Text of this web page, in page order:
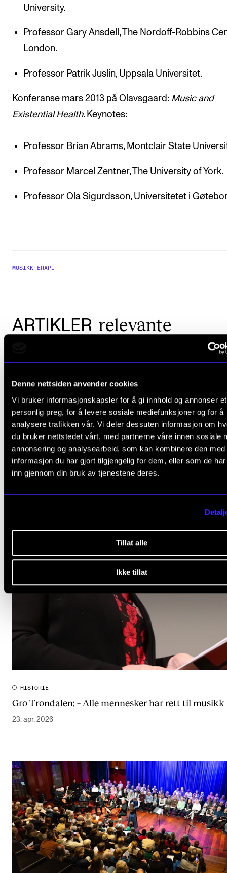
Denne nettsiden anvender cookies
Vi bruker informasjonskapsler for å gi innhold og annonser et
personlig preg, for å levere sosiale mediefunksjoner og for å
analysere trafikken vår. Vi deler dessuten informasjon om
du bruker nettstedet vårt, med partnerne våre innen sosiale
annonsering og analysearbeid, som kan kombinere den med
informasjon du har gjort tilgjengelig for dem, eller som de
inn gjennom din bruk av tjenestene deres.
Tillat alle
Ikke tillat
University.
Professor Gary Ansdell, The Nordoff-Robbins
London.
Professor Patrik Juslin, Uppsala Universitet.
Konferanse mars 2013 på Olavsgaard: Music and
Existential Health. Keynotes:
Professor Brian Abrams, Montclair State
Professor Marcel Zentner, The University of York.
Professor Ola Sigurdsson, Universitetet i
MUSIKKTERAPI
ARTIKLER relevante
HISTORIE
Gro Trondalen: – Alle mennesker har rett til musikk
23. apr. 2026